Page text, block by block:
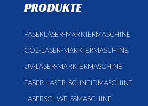
PRODUKTE
FASERLASER-MARKIERMASCHINE
CO2-LASER-MARKIERMASCHINE
UV-LASER-MARKIERMASCHINE
FASER-LASER-SCHNEIDMASCHINE
LASERSCHWEISSMASCHINE